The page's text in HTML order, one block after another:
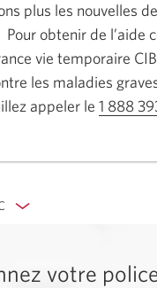
plus les nouvelles
obtenir de l’aide
vie temporaire
les maladies
appeler le 1 888
votre